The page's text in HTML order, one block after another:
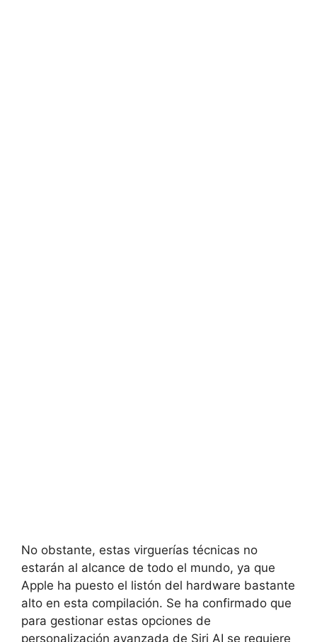
No obstante, estas virguerías técnicas no
estarán al alcance de todo el mundo, ya que
Apple ha puesto el listón del hardware bastante
alto en esta compilación. Se ha confirmado que
para gestionar estas opciones de
personalización avanzada de Siri AI se requiere